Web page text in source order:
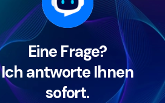
Eine Frage?
Ich antworte Ihnen
sofort.